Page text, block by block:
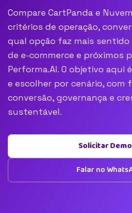
Compare CartPanda e
critérios de operação,
qual opção faz mais sentido
de e-commerce e próximos
Performa.AI. O objetivo aqui
e escolher por cenário, com
conversão, governança e
sustentável.
Solicitar Demo
Falar no